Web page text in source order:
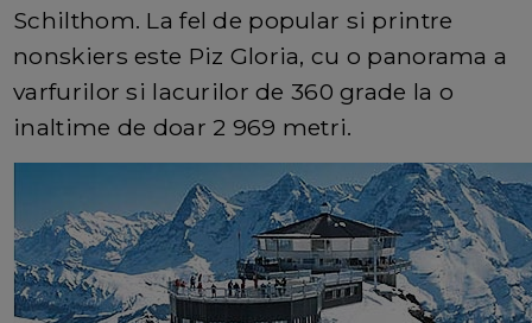
Schilthom. La fel de popular si printre
nonskiers este Piz Gloria, cu o panorama a
varfurilor si lacurilor de 360 grade la o
inaltime de doar 2 969 metri.